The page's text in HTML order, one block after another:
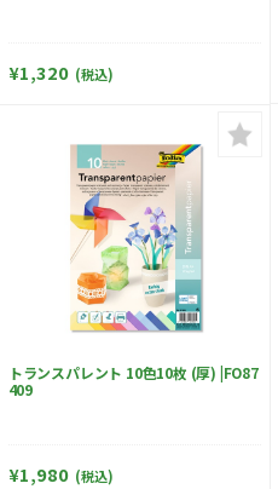
¥1,320 (税込)
トランスパレント 10色10枚 (厚) |FO87
409
¥1,980 (税込)